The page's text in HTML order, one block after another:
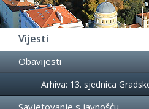
Vijesti
Obavijesti
Događanja
Arhiva: 13. sjednica
Savjetovanje s javnošću